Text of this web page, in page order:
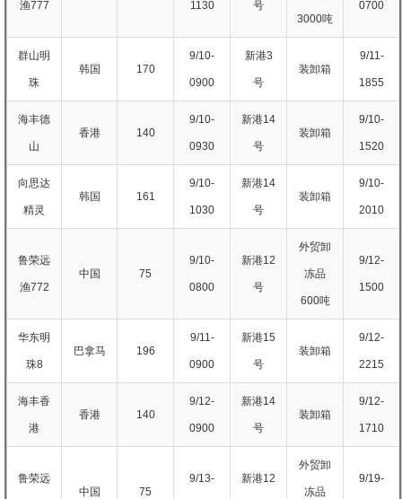
渔777 1130 号
3000吨
0700
群山明
珠
韩国 170
9/10-
0900
新港3
号
装卸箱
9/11-
1855
海丰德
山
香港 140
9/10-
0930
新港14
号
装卸箱
9/10-
1520
向思达
精灵
韩国 161
9/10-
1030
新港14
号
装卸箱
9/10-
2010
鲁荣远
渔772
中国 75
9/10-
0800
新港12
号
外贸卸
冻品
600吨
9/12-
1500
华东明
珠8
巴拿马 196
9/11-
0900
新港15
号
装卸箱
9/12-
2215
海丰香
港
香港 140
9/12-
0900
新港14
号
装卸箱
9/12-
1710
鲁荣远
中国 75
9/13- 新港12
外贸卸
冻品
9/19-